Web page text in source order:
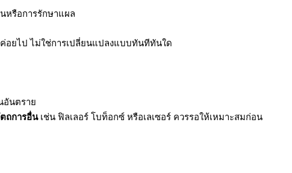
หรือการรักษาแผล
อยไป ไม่ใช่การเปลี่ยนแปลงแบบทันทีทันใด
อันตราย
ถการอื่นเช่น ฟิลเลอร์ โบท็อกซ์ หรือเลเซอร์ ควรรอให้เหมาะสมก่อน